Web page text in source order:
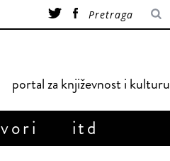
portal za književnost i kulturu
itd